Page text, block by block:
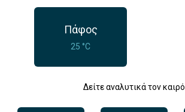
Πάφος
25 °C
Δείτε αναλυτικά τον καιρό